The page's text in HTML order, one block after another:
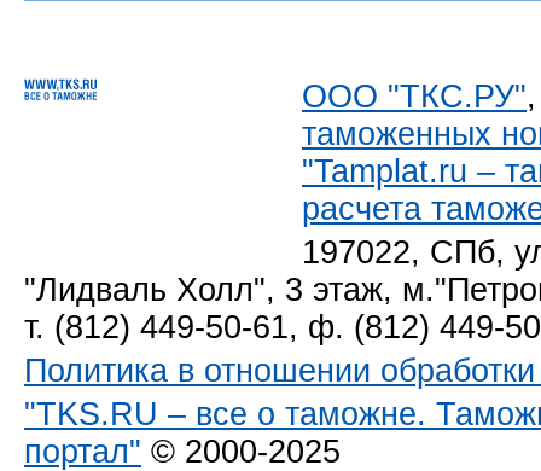
ООО "ТКС.РУ"
таможенных
"Tamplat.ru –
расчета
197022, СПб,
"Лидваль Холл", 3 этаж,
т. (812) 449-50-61, ф. (812) 449-
Политика в отношении
"TKS.RU – все о таможне.
портал" © 2000-2025